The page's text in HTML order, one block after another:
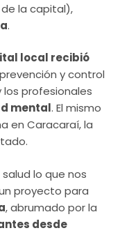
de la capital),
.
local recibió
y control
profesionales
mental. El mismo
en Caracaraí, la
lo que nos
proyecto para
, abrumado por la
desde